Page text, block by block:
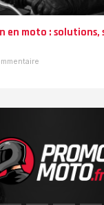
en moto : solutions,